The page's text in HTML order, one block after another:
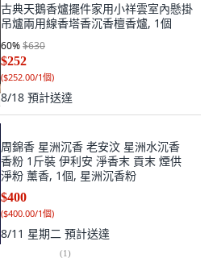
古典天鵝香爐擺件家用小祥雲室內懸掛
吊爐兩用線香塔香沉香檀香爐, 1個
60%$630
$252
($252.00/1個)
8/18 預計送達
周錦香 星洲沉香 老安汶 星洲水沉香
香粉 1斤裝 伊利安 淨香末 貢末 煙供
淨粉 薰香, 1個, 星洲沉香粉
$400
($400.00/1個)
8/11 星期二 預計送達
(1)